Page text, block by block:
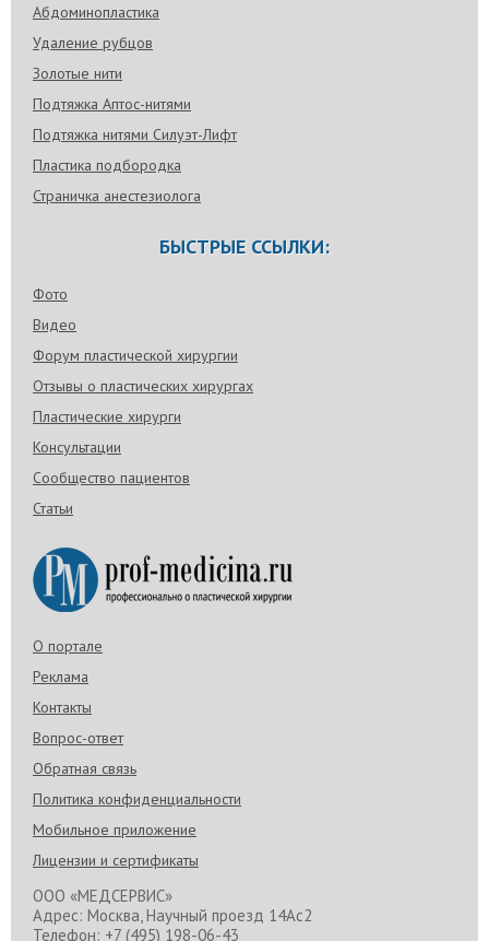
Абдоминопластика
Удаление рубцов
Золотые нити
Подтяжка Аптос-нитями
Подтяжка нитями Силуэт-Лифт
Пластика подбородка
Страничка анестезиолога
БЫСТРЫЕ ССЫЛКИ:
Фото
Видео
Форум пластической хирургии
Отзывы о пластических хирургах
Пластические хирурги
Консультации
Сообщество пациентов
Статьи
О портале
Реклама
Контакты
Вопрос-ответ
Обратная связь
Политика конфиденциальности
Мобильное приложение
Лицензии и сертификаты
ООО «МЕДСЕРВИС»
Адрес: Москва, Научный проезд 14Ас2
Телефон: +7 (495) 198-06-43